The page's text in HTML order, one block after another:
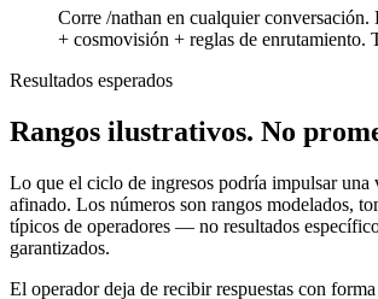
Corre /nathan en cualquier
+ cosmovisión + reglas de enrutamiento.
Resultados esperados
Rangos ilustrativos. No
Lo que el ciclo de ingresos podría impulsar una
afinado. Los números son rangos modelados,
típicos de operadores — no resultados
garantizados.
El operador deja de recibir respuestas con